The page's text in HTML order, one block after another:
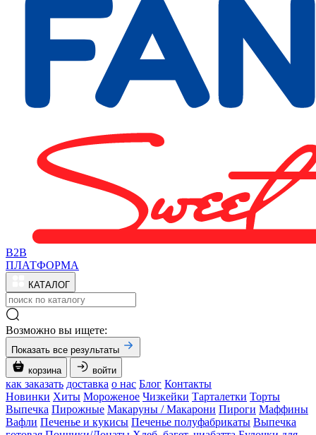
B2B
ПЛАТФОРМА
КАТАЛОГ
Возможно вы ищете:
Показать все результаты
корзина
войти
как заказать доставка о нас Блог Контакты
Новинки Хиты Мороженое Чизкейки Тарталетки Торты
Выпечка Пирожные Макаруны / Макарони Пироги Маффины
Вафли Печенье и кукисы Печенье полуфабрикаты Выпечка